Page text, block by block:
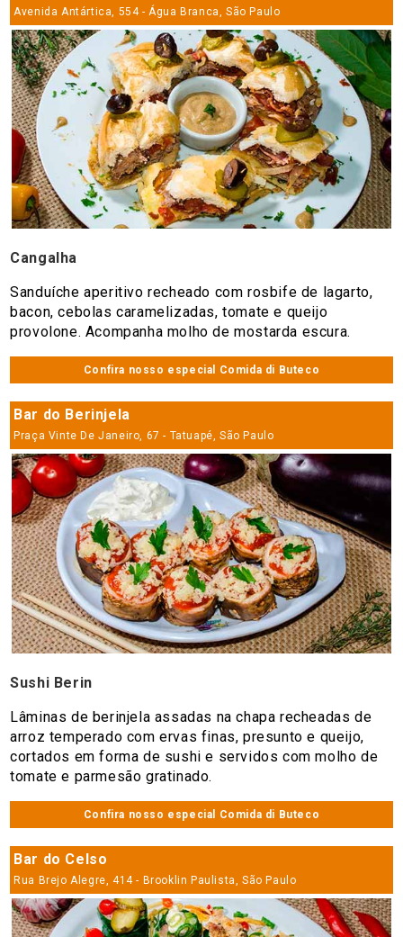
Avenida Antártica, 554 - Água Branca, São Paulo
Cangalha
Sanduíche aperitivo recheado com rosbife de lagarto,
bacon, cebolas caramelizadas, tomate e queijo
provolone. Acompanha molho de mostarda escura.
Confira nosso especial Comida di Buteco
Bar do Berinjela
Praça Vinte De Janeiro, 67 - Tatuapé, São Paulo
Sushi Berin
Lâminas de berinjela assadas na chapa recheadas de
arroz temperado com ervas finas, presunto e queijo,
cortados em forma de sushi e servidos com molho de
tomate e parmesão gratinado.
Confira nosso especial Comida di Buteco
Bar do Celso
Rua Brejo Alegre, 414 - Brooklin Paulista, São Paulo